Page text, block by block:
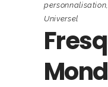
personnalisation,
Universel